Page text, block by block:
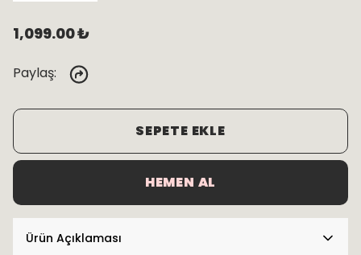
1,099.00 ₺
Paylaş:
SEPETE EKLE
HEMEN AL
Ürün Açıklaması